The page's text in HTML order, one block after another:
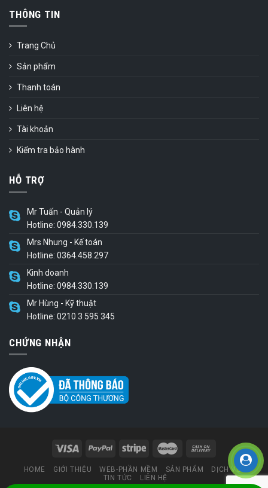
THÔNG TIN
Trang Chủ
Sản phẩm
Thanh toán
Liên hệ
Tài khoản
Kiểm tra bảo hành
HỖ TRỢ
Mr Tuấn - Quản lý
Hotline: 0984.330.139
Mrs Nhung - Kế toán
Hotline: 0364.458.297
Kinh doanh
Hotline: 0984.330.139
Mr Hùng - Kỹ thuật
Hotline: 0210 3 595 345
CHỨNG NHẬN
HOME GIỚI THIỆU WEB-PHẦN MỀM SẢN PHẨM
DỊCH VỤ
TIN TỨC
LIÊN HỆ